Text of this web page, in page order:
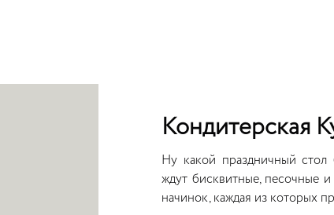
Кондитерская
Ну какой праздничный стол
ждут бисквитные, песочные
начинок, каждая из которых